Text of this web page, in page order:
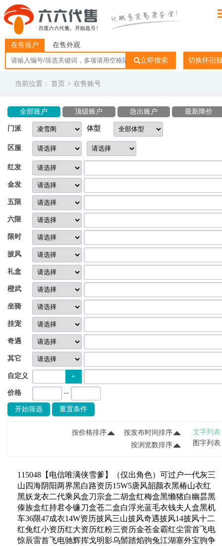
在售账户 在售外观
立即搜索 切换怀旧
当前位置： 首页 > 在售账号
全部账户 顶级账户 急出账户 最新降价
门派 体型
区服
红发
金发
五限
六限
限时
披风
礼盒
橙武
坐骑
挂宠
奇遇
其它
自定义 +
价格 --
开始筛选 重置条件
按价格排序
按发布时间排序
按浏览数排序
文字列表
图字列表
115048【电信唯满侠雪爹】（仅出角色）可过户一代灰三
山四海阴阳两界黑白路资历15W5唐风韶颜衣黑椿山衣红
黑妖龙衣二代乘风盒刀宗盒二胡盒红梅盒黑懒猪白幽昙黑
傣族盒红持君令镰刀盒苍二盒白浮光蓝毛衣钱夫人盒黑机
车36限47成衣14W资历披风三山披风奇遇披风14披风十二
红兔红小资历红大资历红粉三资历金苍金霸红尘雷首飞电
惊辰雷首飞电驰辉挥戈明影乌鬃踏焰驹兔江湖塞外宝驹争